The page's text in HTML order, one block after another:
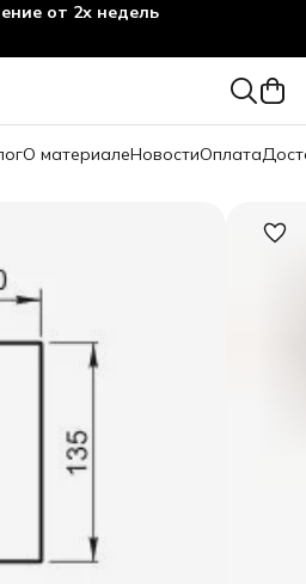
О материалеНовостиОплата